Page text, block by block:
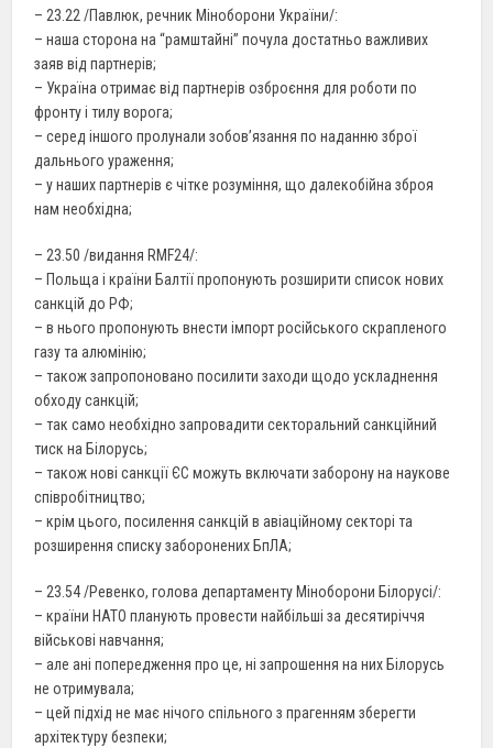
– 23.22 /Павлюк, речник Міноборони України/:
– наша сторона на “рамштайні” почула достатньо важливих
заяв від партнерів;
– Україна отримає від партнерів озброєння для роботи по
фронту і тилу ворога;
– серед іншого пролунали зобов’язання по наданню зброї
дальнього ураження;
– у наших партнерів є чітке розуміння, що далекобійна зброя
нам необхідна;
– 23.50 /видання RMF24/:
– Польща і країни Балтії пропонують розширити список нових
санкцій до РФ;
– в нього пропонують внести імпорт російського скрапленого
газу та алюмінію;
– також запропоновано посилити заходи щодо ускладнення
обходу санкцій;
– так само необхідно запровадити секторальний санкційний
тиск на Білорусь;
– також нові санкції ЄС можуть включати заборону на наукове
співробітництво;
– крім цього, посилення санкцій в авіаційному секторі та
розширення списку заборонених БпЛА;
– 23.54 /Ревенко, голова департаменту Міноборони Білорусі/:
– країни НАТО планують провести найбільші за десятиріччя
військові навчання;
– але ані попередження про це, ні запрошення на них Білорусь
не отримувала;
– цей підхід не має нічого спільного з прагенням зберегти
архітектуру безпеки;